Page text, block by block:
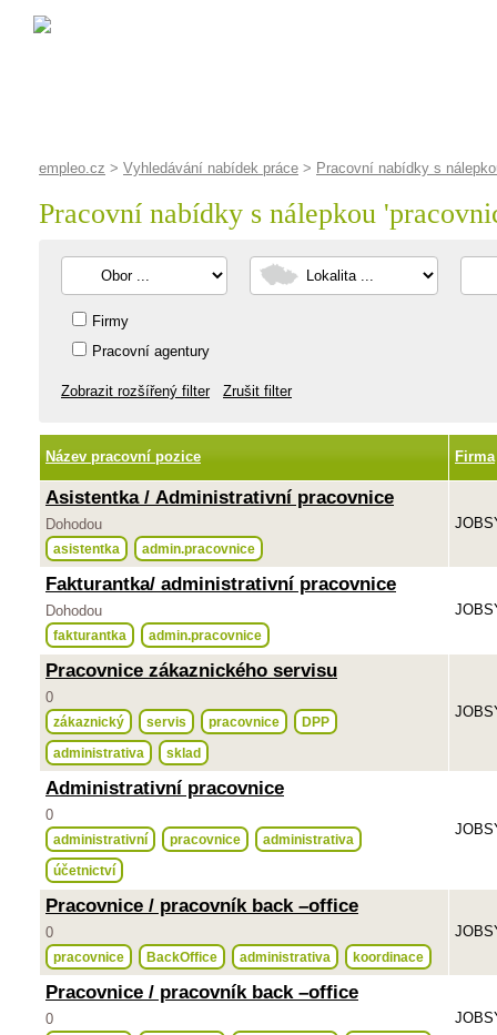
empleo.cz > Vyhledávání nabídek práce > Pracovní nabídky s
Pracovní nabídky s nálepkou '
Firmy
Pracovní agentury
Zobrazit rozšířený filter Zrušit filter
Název pracovní pozice Firma
Asistentka / Administrativní pracovnice
Dohodou
asistentka admin.pracovnice
Fakturantka/ administrativní pracovnice
Dohodou
fakturantka admin.pracovnice
Pracovnice zákaznického servisu
0
zákaznický servis pracovnice DPP
administrativa sklad
Administrativní pracovnice
0
administrativní pracovnice administrativa
účetnictví
Pracovnice / pracovník back –office
0
pracovnice BackOffice administrativa koordinace
Pracovnice / pracovník back –office
0